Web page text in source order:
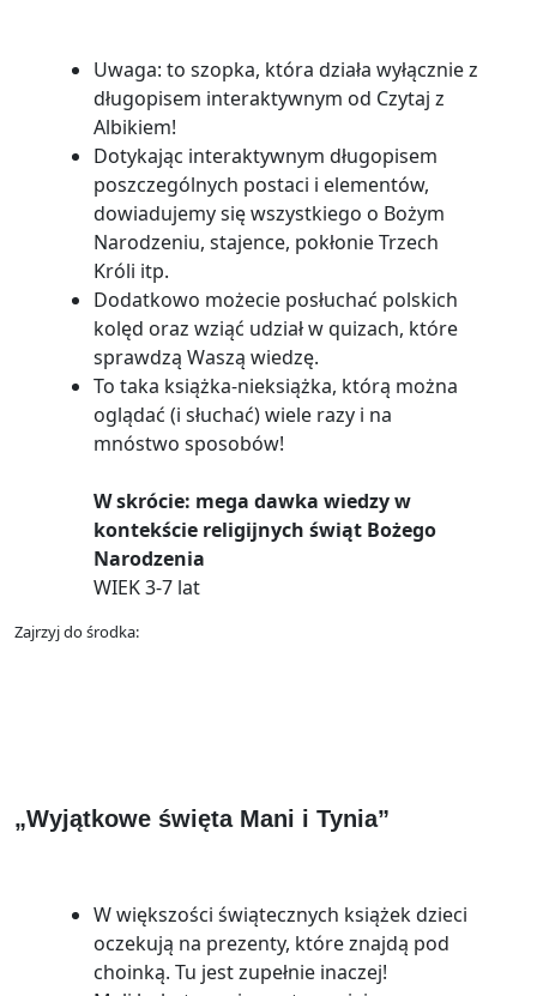
Uwaga: to szopka, która działa wyłącznie z
długopisem interaktywnym od Czytaj z
Albikiem!
Dotykając interaktywnym długopisem
poszczególnych postaci i elementów,
dowiadujemy się wszystkiego o Bożym
Narodzeniu, stajence, pokłonie Trzech
Króli itp.
Dodatkowo możecie posłuchać polskich
kolęd oraz wziąć udział w quizach, które
sprawdzą Waszą wiedzę.
To taka książka-nieksiążka, którą można
oglądać (i słuchać) wiele razy i na
mnóstwo sposobów!
W skrócie: mega dawka wiedzy w
kontekście religijnych świąt Bożego
Narodzenia
WIEK 3-7 lat
Zajrzyj do środka:
„Wyjątkowe święta Mani i Tynia”
W większości świątecznych książek dzieci
oczekują na prezenty, które znajdą pod
choinką. Tu jest zupełnie inaczej!